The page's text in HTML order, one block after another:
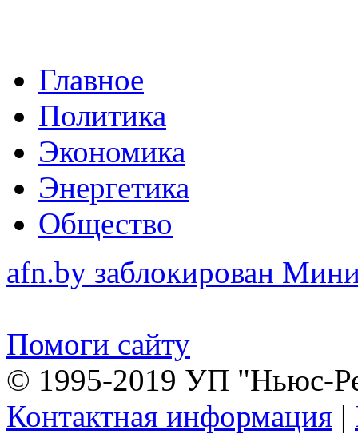
Главное
Политика
Экономика
Энергетика
Общество
afn.by заблокирован
Помоги сайту
© 1995-2019 УП "Ньюс-
Контактная информация |